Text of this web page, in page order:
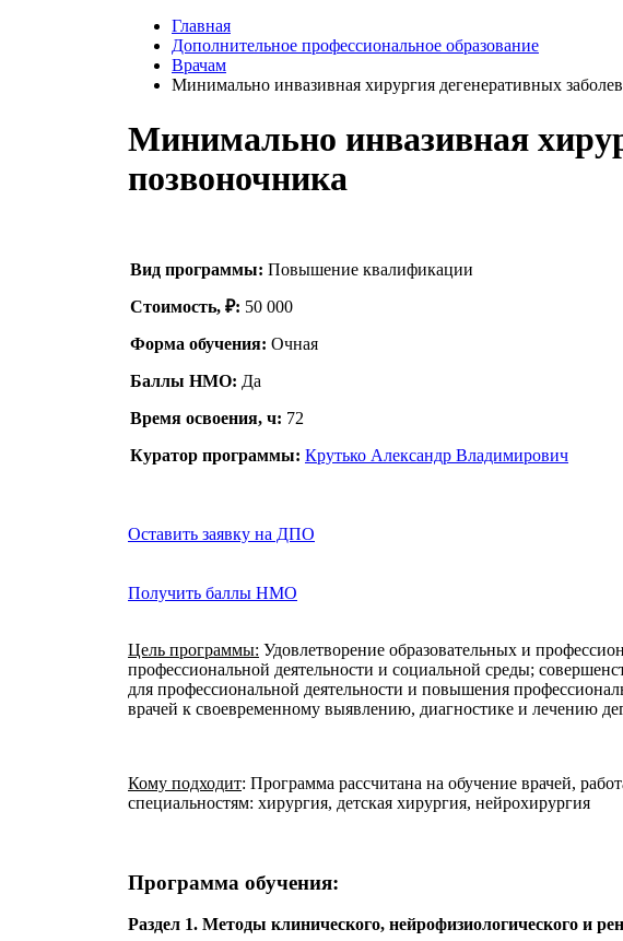
Главная
Дополнительное профессиональное образование
Врачам
Минимально инвазивная хирургия дегенеративных
Минимально инвазивная
позвоночника
Вид программы: Повышение квалификации
Стоимость, ₽: 50 000
Форма обучения: Очная
Баллы НМО: Да
Время освоения, ч: 72
Куратор программы: Крутько Александр Владимирович
Оставить заявку на ДПО
Получить баллы НМО
Цель программы: Удовлетворение образовательных и
профессиональной деятельности и социальной среды;
для профессиональной деятельности и повышения
врачей к своевременному выявлению, диагностике и лечению
Кому подходит: Программа рассчитана на обучение врачей,
специальностям: хирургия, детская хирургия, нейрохирургия
Программа обучения:
Раздел 1. Методы клинического, нейрофизиологического и